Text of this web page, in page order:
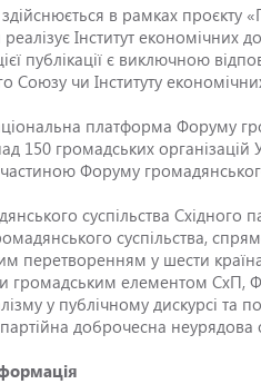
здійснюється в рамках проєкту
Інститут економічних
публікації є виключною
Союзу чи Інституту
платформа Форуму
150 громадських організацій
Форуму
суспільства Східного
суспільства,
перетворенням у шести
громадським елементом СхП,
у публічному дискурсі та
доброчесна неурядова